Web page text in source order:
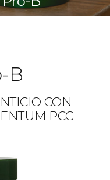
B
CON
PCC